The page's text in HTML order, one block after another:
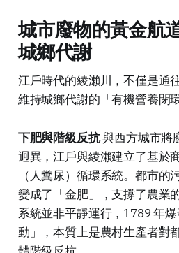
城市廢物的黃金航
城鄉代謝
江戶時代的綾瀨川，不僅是通
維持城鄉代謝的「有機營養閉
下肥與階級反抗與西方城市將
迥異，江戶與綾瀨建立了基於
（人糞尿）循環系統。都市的
變成了「金肥」，支撐了農業
系統並非平靜運行，1789 年
動」，本質上是農村生產者對